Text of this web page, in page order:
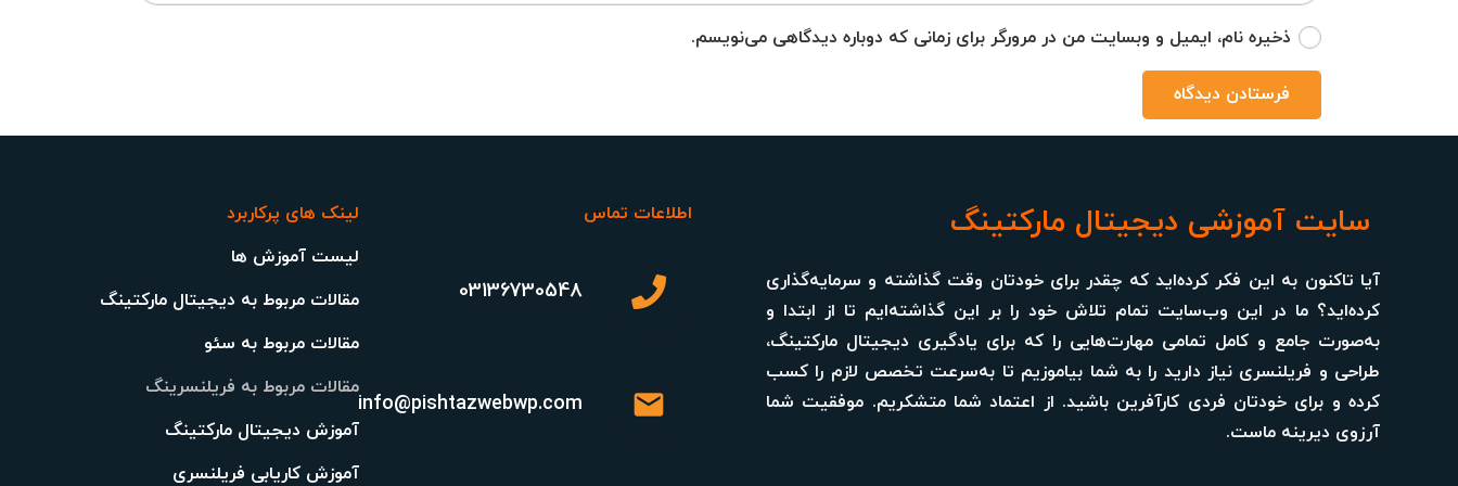
ذخیره نام، ایمیل و وبسایت من در مرورگر برای زمانی که دوباره دیدگاهی می‌نویسم.
فرستادن دیدگاه
سایت آموزشی دیجیتال مارکتینگ
آیا تاکنون به این فکر کرده‌اید که چقدر برای خودتان وقت گذاشته و سرمایه‌گذاری
کرده‌اید؟ ما در این وب‌سایت تمام تلاش خود را بر این گذاشته‌ایم تا از ابتدا و
به‌صورت جامع و کامل تمامی مهارت‌هایی را که برای یادگیری دیجیتال مارکتینگ،
طراحی و فریلنسری نیاز دارید را به شما بیاموزیم تا به‌سرعت تخصص لازم را کسب
کرده و برای خودتان فردی کارآفرین باشید. از اعتماد شما متشکریم. موفقیت شما
آرزوی دیرینه ماست.
اطلاعات تماس
03136730548
mail
info@pishtazwebwp.com
لینک های پرکاربرد
لیست آموزش ها
مقالات مربوط به دیجیتال مارکتینگ
مقالات مربوط به سئو
مقالات مربوط به فریلنسرینگ
آموزش دیجیتال مارکتینگ
آموزش کاریابی فریلنسری